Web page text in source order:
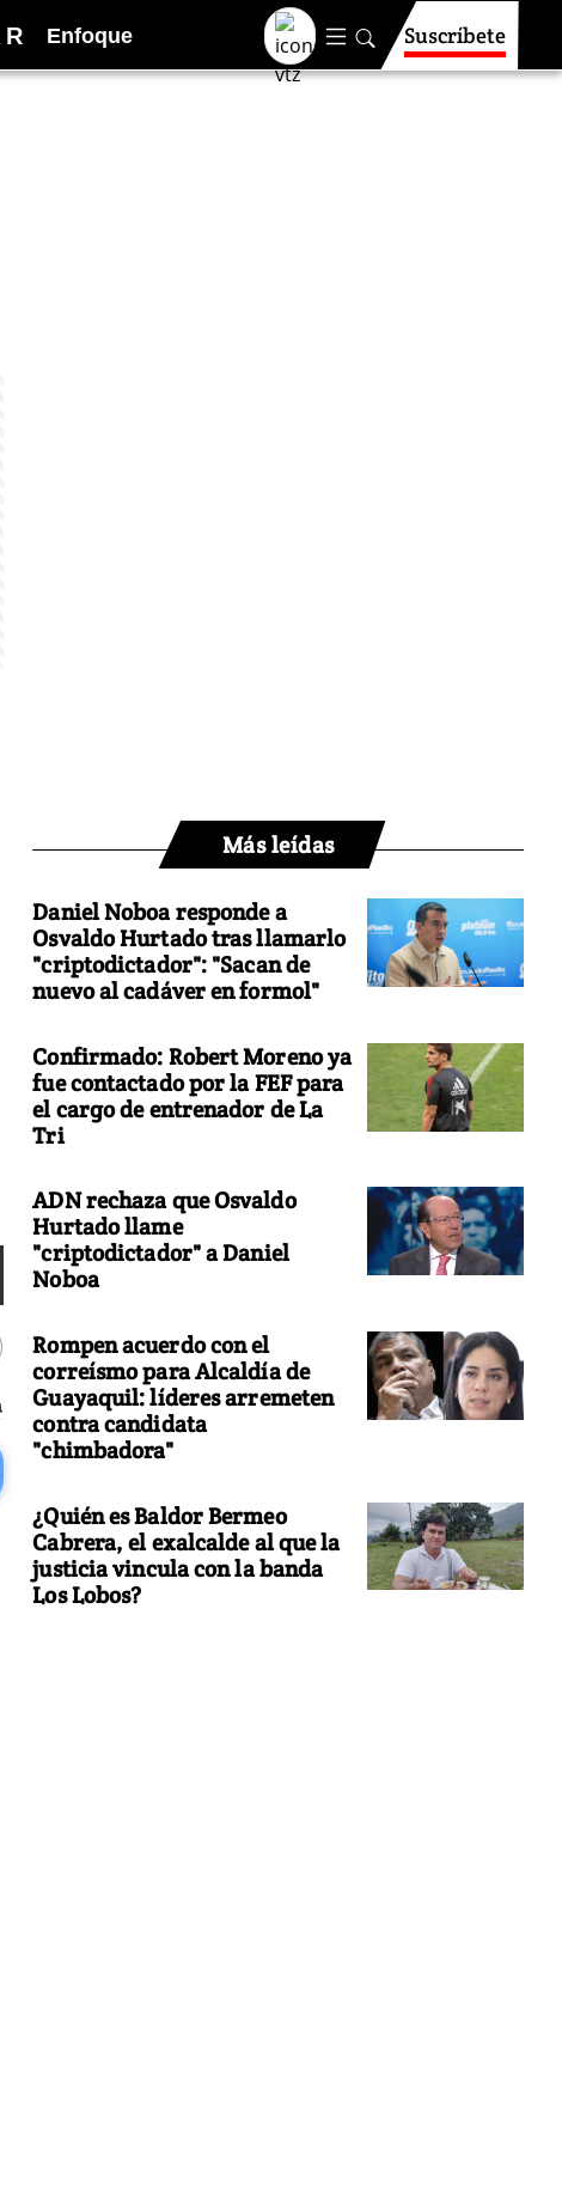
R Enfoque Suscríbete
Más leídas
Daniel Noboa responde a
Osvaldo Hurtado tras llamarlo
"criptodictador": "Sacan de
nuevo al cadáver en formol"
Confirmado: Robert Moreno ya
fue contactado por la FEF para
el cargo de entrenador de La
Tri
ADN rechaza que Osvaldo
Hurtado llame
"criptodictador" a Daniel
Noboa
Rompen acuerdo con el
correísmo para Alcaldía de
Guayaquil: líderes arremeten
contra candidata
"chimbadora"
¿Quién es Baldor Bermeo
Cabrera, el exalcalde al que la
justicia vincula con la banda
Los Lobos?